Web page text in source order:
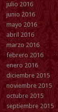
julio 2016
junio 2016
mayo 2016
abril 2016
marzo 2016
febrero 2016
enero 2016
diciembre 2015
noviembre 2015
octubre 2015
septiembre 2015